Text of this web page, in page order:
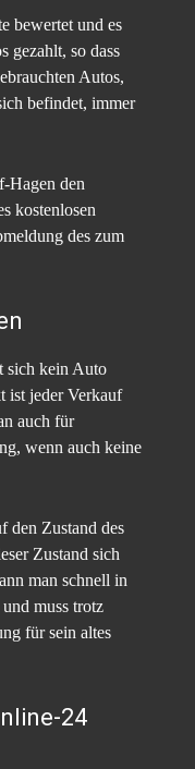
bewertet und es
gezahlt, so dass
Autos,
befindet, immer
Hagen den
kostenlosen
des zum
sich kein Auto
ist jeder Verkauf
auch für
wenn auch keine
den Zustand des
Zustand sich
man schnell in
muss trotz
für sein altes
24